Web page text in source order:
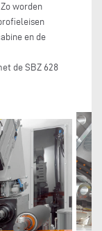
worden
en de
de SBZ 628